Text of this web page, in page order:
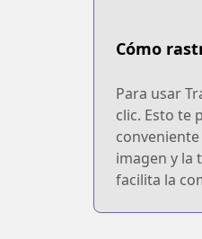
Cómo
Para usar
clic. Esto te
imagen y la
facilita la